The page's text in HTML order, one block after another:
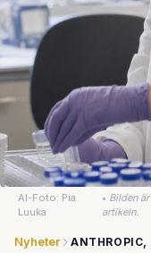
AI-Foto: Pia
Luuka
• Bilden
artikeln.
Nyheter ANTHROPIC,